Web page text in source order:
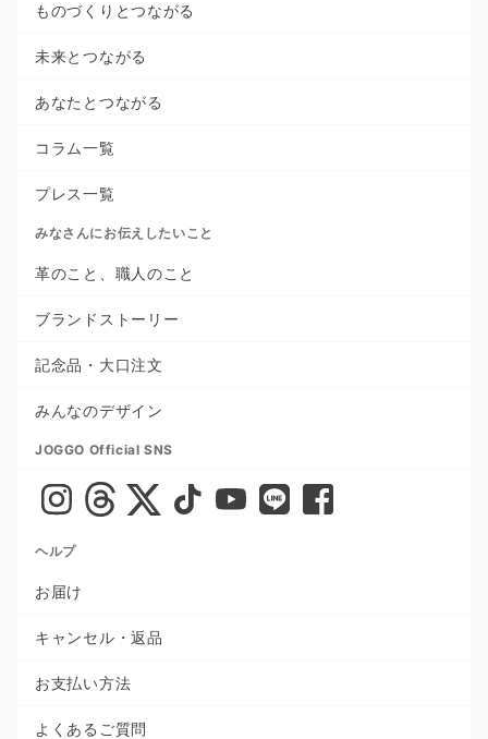
ものづくりとつながる
未来とつながる
あなたとつながる
コラム一覧
プレス一覧
みなさんにお伝えしたいこと
革のこと、職人のこと
ブランドストーリー
記念品・大口注文
みんなのデザイン
JOGGO Official SNS
ヘルプ
お届け
キャンセル・返品
お支払い方法
よくあるご質問